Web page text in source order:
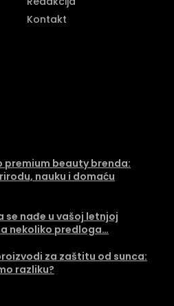
Kontakt
premium beauty brenda:
nauku i domaću
nađe u vašoj letnjoj
nekoliko predloga…
za zaštitu od sunca:
razliku?